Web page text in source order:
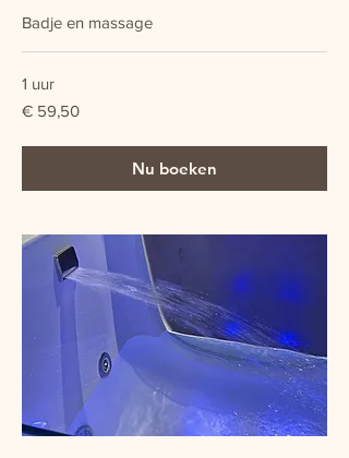
Badje en massage
1 uur
59,50
euro
€ 59,50
Nu boeken